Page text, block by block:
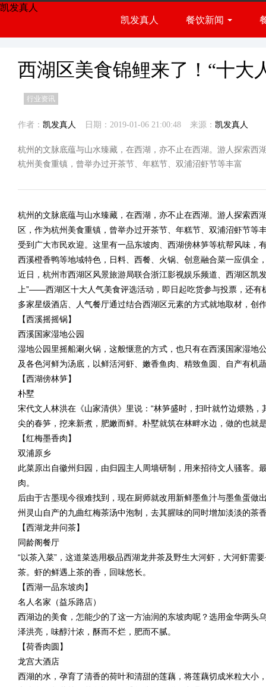
凯发真人
凯发真人
餐饮新闻
行业资讯
西湖区美食锦鲤来了！“十大
行业资讯
作者： 凯发真人 日期：2019-01-06 21:00:48 来源： 凯发真人
杭州的文脉底蕴与山水臻藏，在西湖，亦不止在西湖。游人探索西
杭州美食重镇，曾举办过开茶节、年糕节、双浦沼虾节等丰富
杭州的文脉底蕴与山水臻藏，在西湖，亦不止在西湖。游人探索
区，作为杭州美食重镇，曾举办过开茶节、年糕节、双浦沼虾节等
受到广大市民欢迎。这里有一品东坡肉、西湖傍林笋等杭帮风味，
西溪橙香鸭等地域特色，日料、西餐、火锅、创意融合菜一应俱
近日，杭州市西湖区风景旅游局联合浙江影视娱乐频道、西湖区凯
上”——西湖区十大人气美食评选活动，即日起吃货参与投票，还有
多家星级酒店、人气餐厅通过结合西湖区元素的方式就地取材，创
【西溪摇摇锅】
西溪国家湿地公园
湿地公园里摇船涮火锅，这般惬意的方式，也只有在西溪国家湿地
及各色河鲜为汤底，以鲜活河虾、嫩香鱼肉、精致鱼圆、自产有机
【西湖傍林笋】
朴墅
宋代文人林洪在《山家清供》里说：“林笋盛时，扫叶就竹边煨熟
尖的春笋，挖来新煮，肥嫩而鲜。朴墅就筑在林畔水边，做的也就是
【红梅墨香肉】
双浦原乡
此菜原出自徽州归园，由归园主人周墙研制，用来招待文人骚客
肉。
后由于古墨现今很难找到，现在厨师就改用新鲜墨鱼汁与墨鱼蛋做
州灵山自产的九曲红梅茶汤中泡制，去其腥味的同时增加淡淡的茶
【西湖龙井问茶】
同龄阁餐厅
“以茶入菜”，这道菜选用极品西湖龙井茶及野生大河虾，大河虾需
茶。虾的鲜遇上茶的香，回味悠长。
【西湖一品东坡肉】
名人名家（益乐路店）
西湖边的美食，怎能少的了这一方油润的东坡肉呢？选用金华两头
泽洪亮，味醇汁浓，酥而不烂，肥而不腻。
【荷香肉圆】
龙宫大酒店
西湖的水，孕育了清香的荷叶和清甜的莲藕，将莲藕切成米粒大小